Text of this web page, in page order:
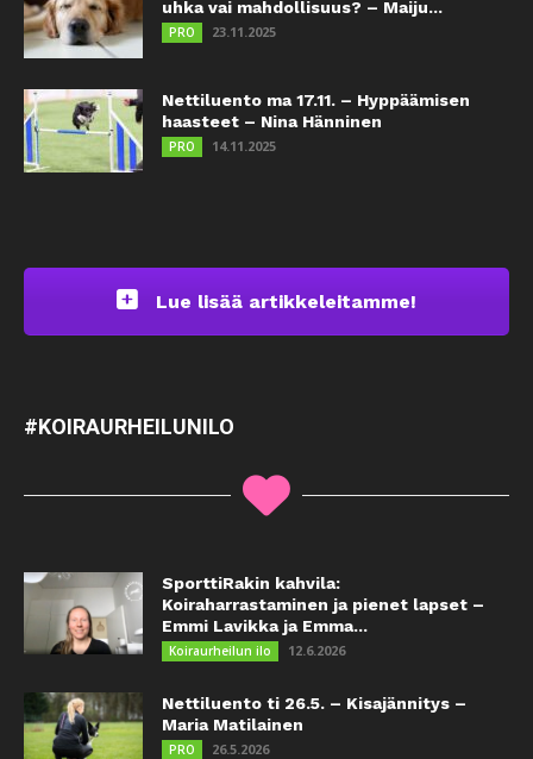
uhka vai mahdollisuus? – Maiju...
PRO 23.11.2025
Nettiluento ma 17.11. – Hyppäämisen
haasteet – Nina Hänninen
PRO 14.11.2025
Lue lisää artikkeleitamme!
#KOIRAURHEILUNILO
SporttiRakin kahvila:
Koiraharrastaminen ja pienet lapset –
Emmi Lavikka ja Emma...
Koiraurheilun ilo 12.6.2026
Nettiluento ti 26.5. – Kisajännitys –
Maria Matilainen
PRO 26.5.2026